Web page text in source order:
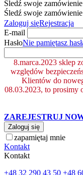
Śledź swoje zamówienie
Śledź swoje zamówienie
Zaloguj sięRejestracja
E-mail
HasłoNie pamiętasz
8.marca.2023 sklep
względów
Klientów do
08.03.2023, to prosimy
ZAREJESTRUJ
Zaloguj się
zapamiętaj mnie
Kontakt
Kontakt
+48 32 290 43 50 +48